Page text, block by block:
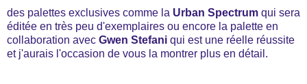
des palettes exclusives comme la Urban Spectrum qui sera
éditée en très peu d'exemplaires ou encore la palette en
collaboration avec Gwen Stefani qui est une réelle réussite
et j'aurais l'occasion de vous la montrer plus en détail.